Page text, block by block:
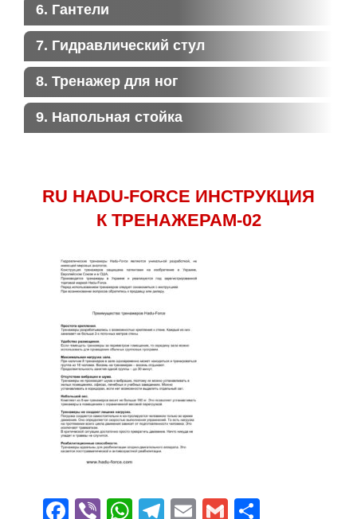
RU HADU-FORCE ИНСТРУКЦИЯ
К ТРЕНАЖЕРАМ-02
Facebook
ViberWhatsApp
Telegram
EmailGmail
6. Гантели
7. Гидравлический стул
8. Тренажер для ног
9. Напольная стойка